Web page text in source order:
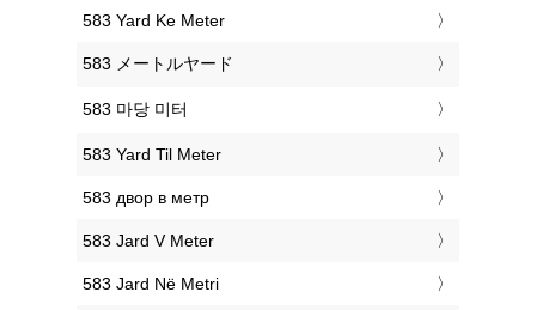
‎583 Yard Ke Meter
‎583 メートルヤード
‎583 마당 미터
‎583 Yard Til Meter
‎583 двор в метр
‎583 Jard V Meter
‎583 Jard Në Metri